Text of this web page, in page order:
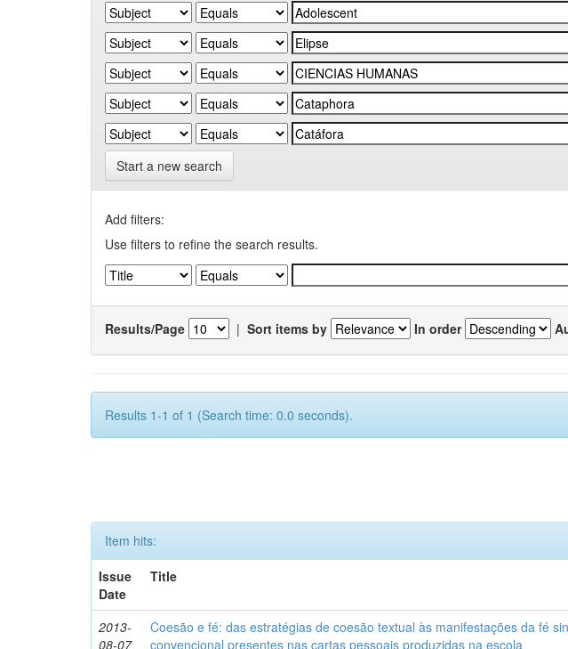
Start a new search
Add filters:
Use filters to refine the search results.
Results/Page | Sort items by In order
Results 1-1 of 1 (Search time: 0.0 seconds).
Item hits:
Issue
Date
Title
2013-
08-07
Coesão e fé: das estratégias de coesão textual às manifestações da fé
convencional presentes nas cartas pessoais produzidas na escola